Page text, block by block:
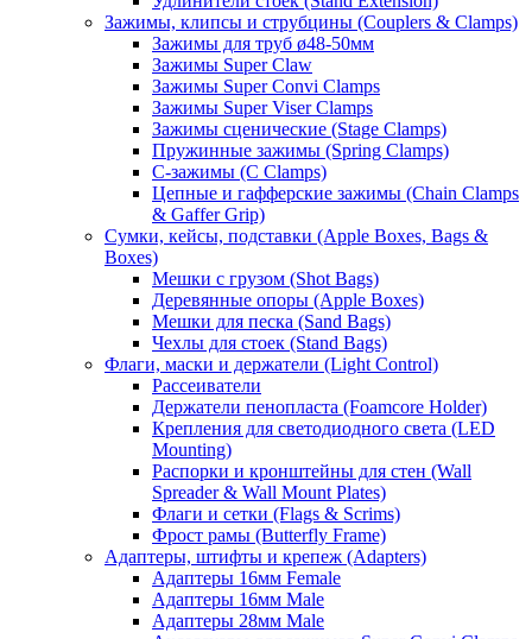
Зажимы, клипсы и струбцины (Couplers & Clamps)
Зажимы для труб ø48-50мм
Зажимы Super Claw
Зажимы Super Convi Clamps
Зажимы Super Viser Clamps
Зажимы сценические (Stage Clamps)
Пружинные зажимы (Spring Clamps)
С-зажимы (C Clamps)
Цепные и гафферские зажимы (Chain Clamps
& Gaffer Grip)
Сумки, кейсы, подставки (Apple Boxes, Bags &
Boxes)
Мешки с грузом (Shot Bags)
Деревянные опоры (Apple Boxes)
Мешки для песка (Sand Bags)
Чехлы для стоек (Stand Bags)
Флаги, маски и держатели (Light Control)
Рассеиватели
Держатели пенопласта (Foamcore Holder)
Крепления для светодиодного света (LED
Mounting)
Распорки и кронштейны для стен (Wall
Spreader & Wall Mount Plates)
Флаги и сетки (Flags & Scrims)
Фрост рамы (Butterfly Frame)
Адаптеры, штифты и крепеж (Adapters)
Адаптеры 16мм Female
Адаптеры 16мм Male
Адаптеры 28мм Male